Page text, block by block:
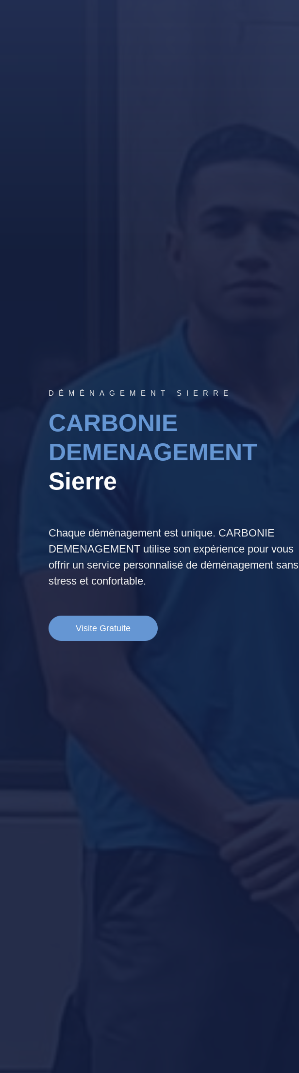
DÉMÉNAGEMENT SIERRE
CARBONIE
DEMENAGEMENT
Sierre
Chaque déménagement est unique. CARBONIE
DEMENAGEMENT utilise son expérience pour vous
offrir un service personnalisé de déménagement sans
stress et confortable.
Visite Gratuite